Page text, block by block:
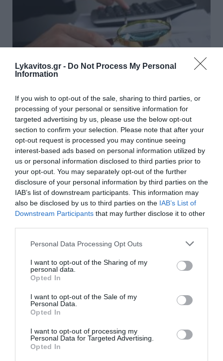
Lykavitos.gr - Do Not Process My Personal
Information
If you wish to opt-out of the sale, sharing to third parties, or
processing of your personal or sensitive information for
targeted advertising by us, please use the below opt-out
section to confirm your selection. Please note that after your
opt-out request is processed you may continue seeing
interest-based ads based on personal information utilized by
us or personal information disclosed to third parties prior to
your opt-out. You may separately opt-out of the further
disclosure of your personal information by third parties on the
IAB’s list of downstream participants. This information may
also be disclosed by us to third parties on the IAB’s List of
Downstream Participants that may further disclose it to other
Please note that this website/app uses one or more Google
not limited to your visit or usage behaviour. You may click to
grant or deny consent to Google and its third-party tags to
use your data for below specified purposes in below Google
consent section.
Personal Data Processing Opt Outs
I want to opt-out of the Sharing of my
personal data.
Opted In
I want to opt-out of the Sale of my
Personal Data.
Opted In
I want to opt-out of processing my
Personal Data for Targeted Advertising.
Opted In
Φορολογικοί έλεγχοι: Πώς μειώνονται τα
πρόστιμα και με ποιες προϋποθέσεις
Οι φορολογούμενοι που εντοπίζονται με παραβάσεις
μπορούν να μειώσουν σημαντικά τα πρόστιμα που τους
επιβάλλονται, εφόσον αποδεχθούν τα αποτελέσματα το...
27 Φεβρουαρίου 2026